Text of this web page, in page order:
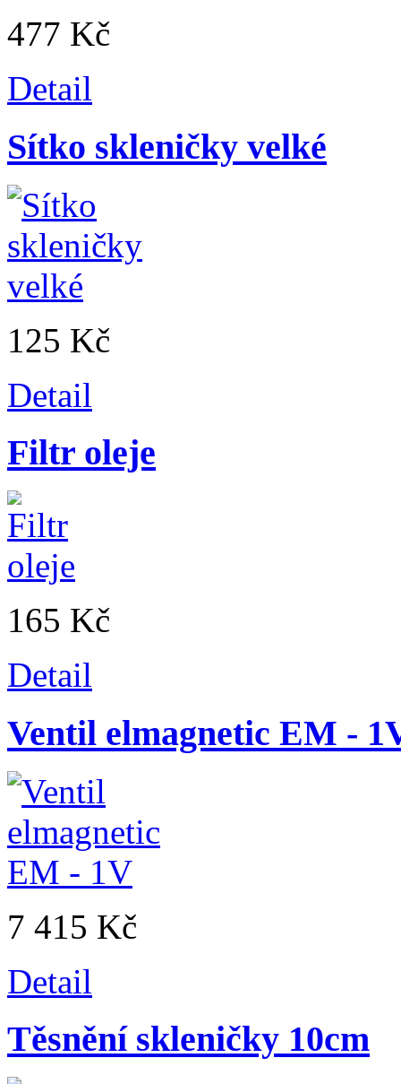
477 Kč
Detail
Sítko skleničky velké
125 Kč
Detail
Filtr oleje
165 Kč
Detail
Ventil elmagnetic EM -
7 415 Kč
Detail
Těsnění skleničky 10cm